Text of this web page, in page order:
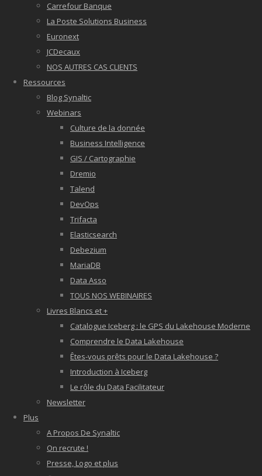
Carrefour Banque
La Poste Solutions Business
Euronext
JCDecaux
NOS AUTRES CAS CLIENTS
Ressources
Blog Synaltic
Webinars
Culture de la donnée
Business Intelligence
GIS / Cartographie
Dremio
Talend
DevOps
Trifacta
Elasticsearch
Debezium
MariaDB
Data Asso
TOUS NOS WEBINAIRES
Livres Blancs et +
Catalogue Iceberg : le GPS du Lakehouse Moderne
Comprendre le Data Lakehouse
Êtes-vous prêts pour le Data Lakehouse ?
Introduction à Iceberg
Le rôle du Data Facilitateur
Newsletter
Plus
A Propos De Synaltic
On recrute !
Presse, Logo et plus